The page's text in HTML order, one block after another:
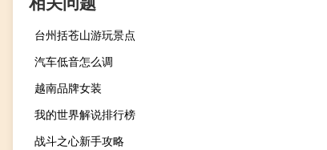
台州括苍山游玩景点
汽车低音怎么调
越南品牌女装
我的世界解说排行榜
战斗之心新手攻略